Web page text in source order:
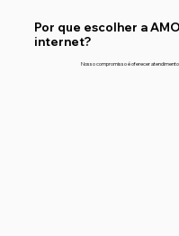
Por que escolher a
internet?
Nosso compromisso é oferecer atendimento